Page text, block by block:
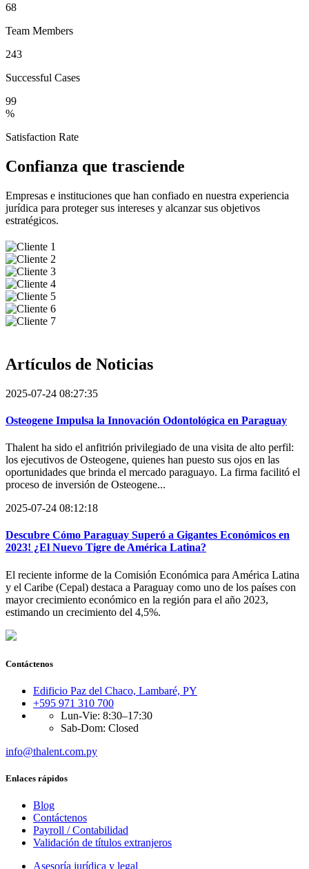
68
Team Members
243
Successful Cases
99
%
Satisfaction Rate
Confianza que trasciende
Empresas e instituciones que han confiado en nuestra experiencia
jurídica para proteger sus intereses y alcanzar sus objetivos
estratégicos.
Artículos de Noticias
2025-07-24 08:27:35
Osteogene Impulsa la Innovación Odontológica en Paraguay
Thalent ha sido el anfitrión privilegiado de una visita de alto perfil:
los ejecutivos de Osteogene, quienes han puesto sus ojos en las
oportunidades que brinda el mercado paraguayo. La firma facilitó el
proceso de inversión de Osteogene...
2025-07-24 08:12:18
Descubre Cómo Paraguay Superó a Gigantes Económicos en
2023! ¿El Nuevo Tigre de América Latina?
El reciente informe de la Comisión Económica para América Latina
y el Caribe (Cepal) destaca a Paraguay como uno de los países con
mayor crecimiento económico en la región para el año 2023,
estimando un crecimiento del 4,5%.
Contáctenos
Edificio Paz del Chaco, Lambaré, PY
+595 971 310 700
Lun-Vie: 8:30–17:30
Sab-Dom: Closed
info@thalent.com.py
Enlaces rápidos
Blog
Contáctenos
Payroll / Contabilidad
Validación de títulos extranjeros
Asesoría jurídica y legal